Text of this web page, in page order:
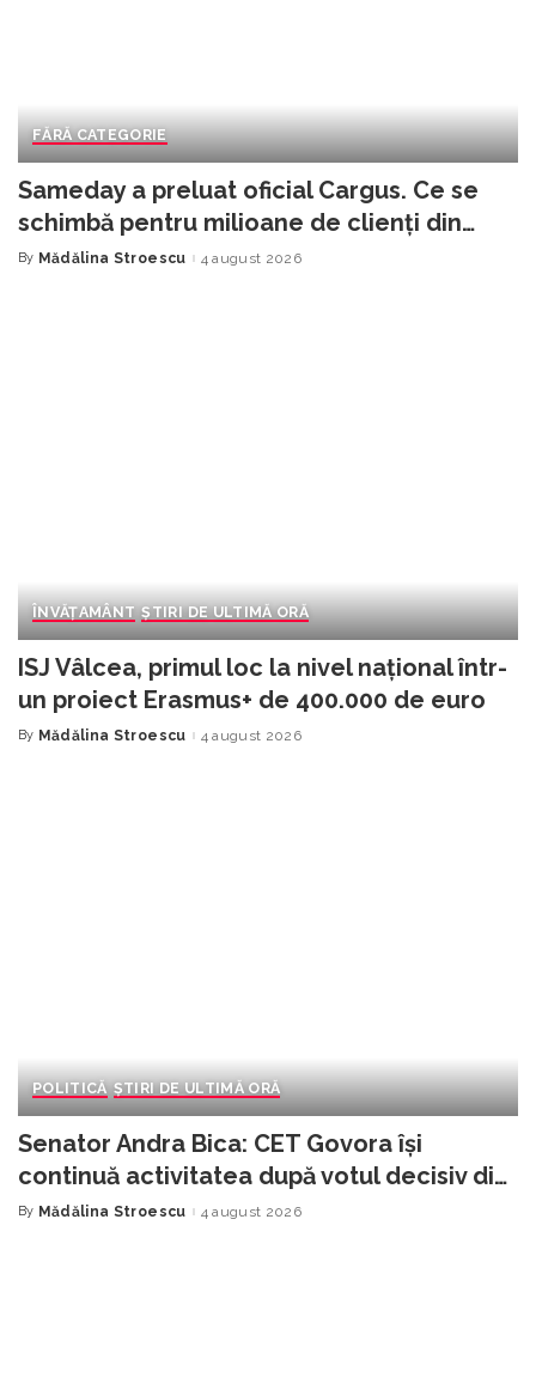
FĂRĂ CATEGORIE
Sameday a preluat oficial Cargus. Ce se
schimbă pentru milioane de clienți din
România
Posted
By Mădălina Stroescu 4 august 2026
ÎNVĂŢAMÂNT ȘTIRI DE ULTIMĂ ORĂ
ISJ Vâlcea, primul loc la nivel național într-
un proiect Erasmus+ de 400.000 de euro
Posted
By Mădălina Stroescu 4 august 2026
POLITICĂ ȘTIRI DE ULTIMĂ ORĂ
Senator Andra Bica: CET Govora își
continuă activitatea după votul decisiv din
Senat. „Vâlcea a câștigat o bătălie
Posted
By Mădălina Stroescu 4 august 2026